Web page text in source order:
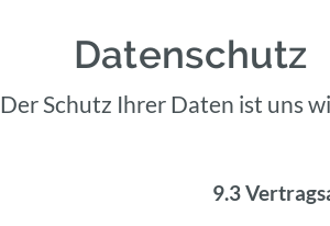
Datenschutz
Der Schutz Ihrer Daten ist uns
9.3